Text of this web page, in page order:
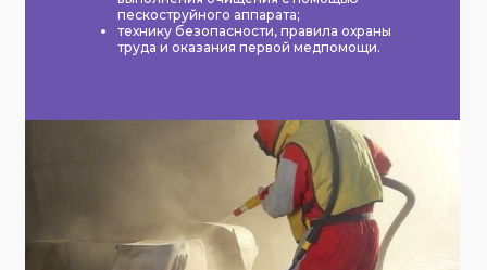
пескоструйного аппарата;
технику безопасности, правила охраны
труда и оказания первой медпомощи.